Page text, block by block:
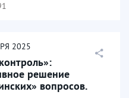
2025
решение
вопросов.